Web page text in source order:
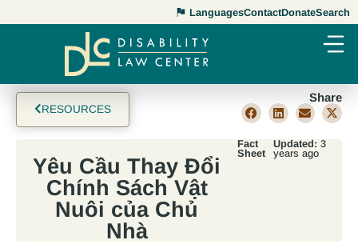
LanguagesContactDonateSearch
RESOURCES
Share
Yêu Cầu Thay Đổi
Chính Sách Vật
Nuôi của Chủ
Nhà
Fact
Sheet
Updated: 3
years ago